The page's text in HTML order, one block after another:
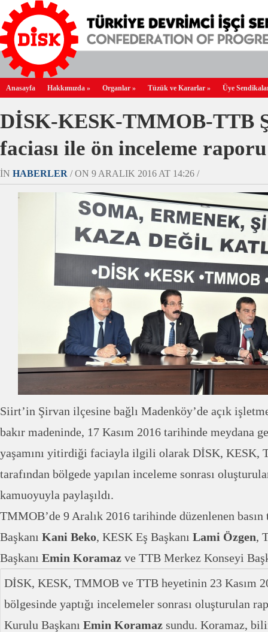
Anasayfa Hakkımızda » Organlar » Tüzük ve Kararlar » Üye
DİSK-KESK-TMMOB-TTB
faciası ile ön inceleme raporu
IN HABERLER / ON 9 ARALIK 2016 AT 14:26 /
Siirt’in Şirvan ilçesine bağlı Madenköy’de açık
bakır madeninde, 17 Kasım 2016 tarihinde meydana
yaşamını yitirdiği faciayla ilgili olarak DİSK, KESK,
tarafından bölgede yapılan inceleme sonrası
kamuoyuyla paylaşıldı.
TMMOB’de 9 Aralık 2016 tarihinde düzenlenen basın
Başkanı Kani Beko, KESK Eş Başkanı Lami Özgen,
Başkanı Emin Koramaz ve TTB Merkez Konseyi
DİSK, KESK, TMMOB ve TTB heyetinin 23 Kasım
bölgesinde yaptığı incelemeler sonrası oluşturulan
Kurulu Başkanı Emin Koramaz sundu. Koramaz,